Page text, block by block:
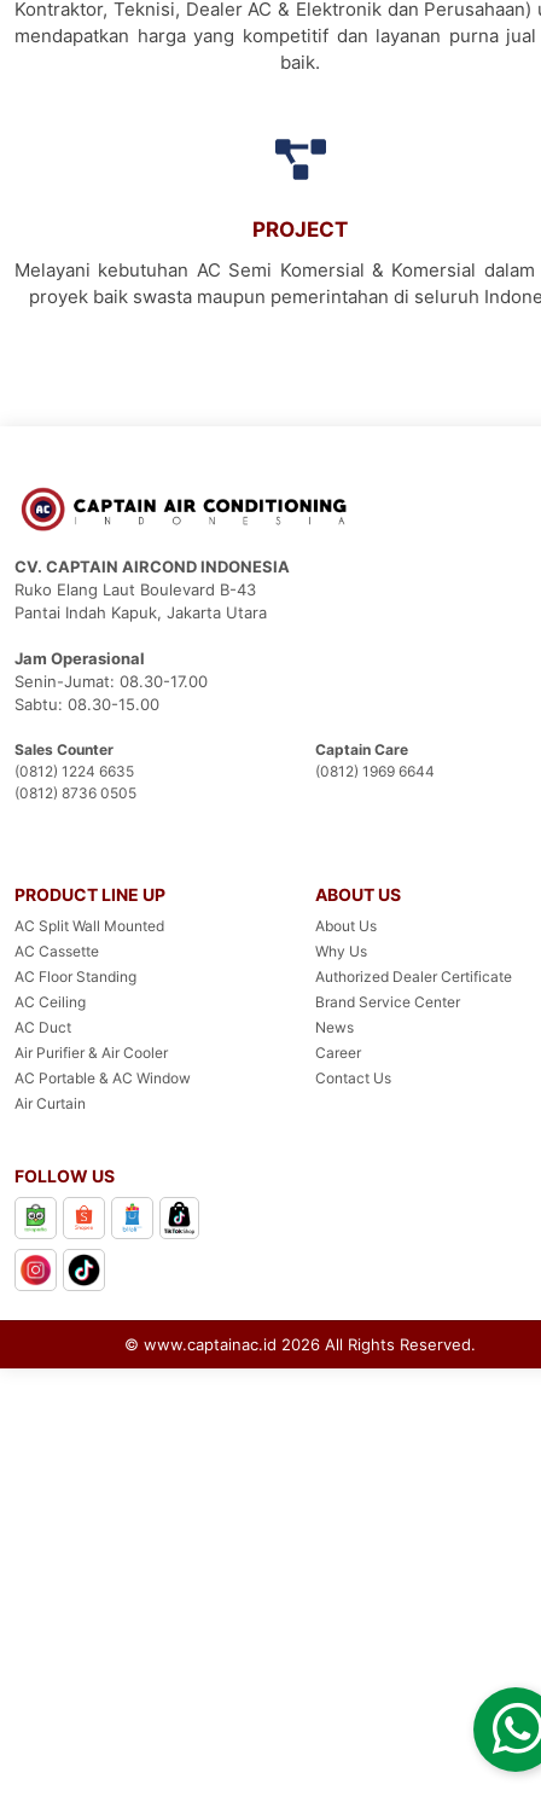
Kontraktor, Teknisi, Dealer AC & Elektronik dan Perusahaan)
mendapatkan harga yang kompetitif dan layanan purna
baik.
PROJECT
Melayani kebutuhan AC Semi Komersial & Komersial dalam
proyek baik swasta maupun pemerintahan di seluruh
CV. CAPTAIN AIRCOND INDONESIA
Ruko Elang Laut Boulevard B-43
Pantai Indah Kapuk, Jakarta Utara
Jam Operasional
Senin-Jumat: 08.30-17.00
Sabtu: 08.30-15.00
Sales Counter
(0812) 1224 6635
(0812) 8736 0505
Captain Care
(0812) 1969 6644
PRODUCT LINE UP
AC Split Wall Mounted
AC Cassette
AC Floor Standing
AC Ceiling
AC Duct
Air Purifier & Air Cooler
AC Portable & AC Window
Air Curtain
ABOUT US
About Us
Why Us
Authorized Dealer Certificate
Brand Service Center
News
Career
Contact Us
FOLLOW US
© www.captainac.id 2026 All Rights Reserved.